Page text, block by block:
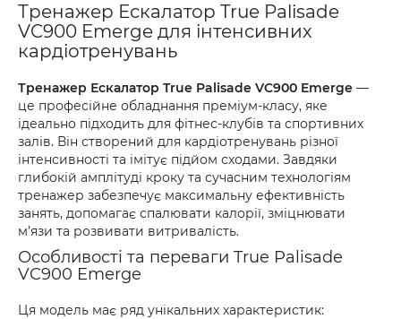
Тренажер Ескалатор True Palisade
VC900 Emerge для інтенсивних
кардіотренувань
Тренажер Ескалатор True Palisade VC900 Emerge —
це професійне обладнання преміум-класу, яке
ідеально підходить для фітнес-клубів та спортивних
залів. Він створений для кардіотренувань різної
інтенсивності та імітує підйом сходами. Завдяки
глибокій амплітуді кроку та сучасним технологіям
тренажер забезпечує максимальну ефективність
занять, допомагає спалювати калорії, зміцнювати
м’язи та розвивати витривалість.
Особливості та переваги True Palisade
VC900 Emerge
Ця модель має ряд унікальних характеристик: